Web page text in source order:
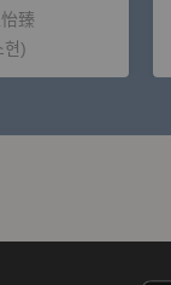
臻
현)